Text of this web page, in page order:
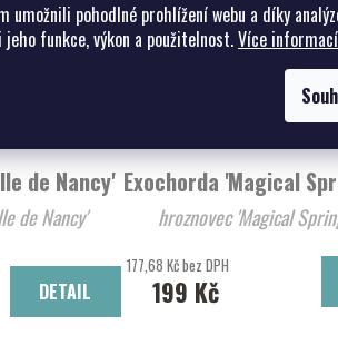
umožnili pohodlné prohlížení webu a díky
jeho funkce, výkon a použitelnost.Více informací
de Nancy'
de Nancy'
DETAIL
Exochorda 'Magical
hroznovec
177,68 Kč bez DPH
199 Kč